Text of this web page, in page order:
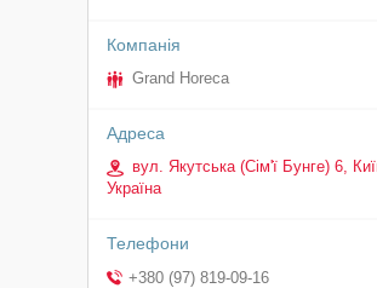
Grand Horeca
вул. Якутська (Сім'ї Бунге) 6,
Україна
+380 (97) 819-09-16